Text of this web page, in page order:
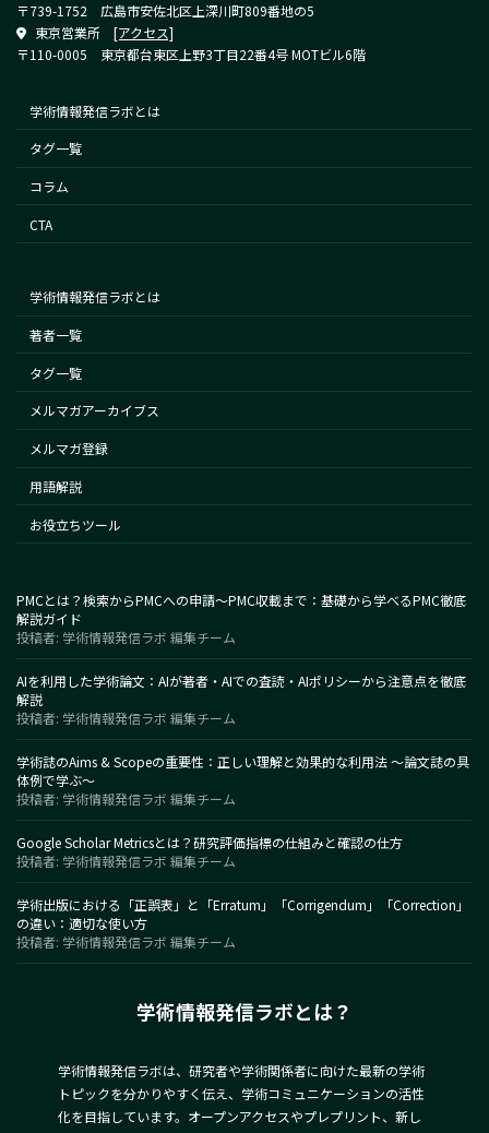
〒739-1752 広島市安佐北区上深川町809番地の5
東京営業所 [アクセス]
〒110-0005 東京都台東区上野3丁目22番4号 MOTビル6階
学術情報発信ラボとは
タグ一覧
コラム
CTA
学術情報発信ラボとは
著者一覧
タグ一覧
メルマガアーカイブス
メルマガ登録
用語解説
お役立ちツール
PMCとは？検索からPMCへの申請～PMC収載まで：基礎から学べるPMC徹底
解説ガイド
投稿者: 学術情報発信ラボ 編集チーム
AIを利用した学術論文：AIが著者・AIでの査読・AIポリシーから注意点を徹底
解説
投稿者: 学術情報発信ラボ 編集チーム
学術誌のAims & Scopeの重要性：正しい理解と効果的な利用法 〜論文誌の具
体例で学ぶ〜
投稿者: 学術情報発信ラボ 編集チーム
Google Scholar Metricsとは？研究評価指標の仕組みと確認の仕方
投稿者: 学術情報発信ラボ 編集チーム
学術出版における「正誤表」と「Erratum」「Corrigendum」「Correction」
の違い：適切な使い方
投稿者: 学術情報発信ラボ 編集チーム
学術情報発信ラボとは？
学術情報発信ラボは、研究者や学術関係者に向けた最新の学術
トピックを分かりやすく伝え、学術コミュニケーションの活性
化を目指しています。オープンアクセスやプレプリント、新し